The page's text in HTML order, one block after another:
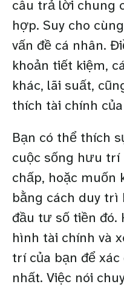
câu trả lời chung
hợp. Suy cho
vấn đề cá nhân.
khoản tiết kiệm,
khác, lãi suất,
thích tài chính
Bạn có thể thích
cuộc sống hưu
chấp, hoặc muốn
bằng cách duy trì
đầu tư số tiền đó.
hình tài chính và
trí của bạn để
nhất. Việc nói